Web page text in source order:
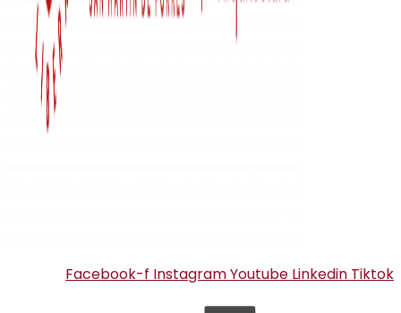
Facebook-f InstagramYoutube Linkedin Tiktok